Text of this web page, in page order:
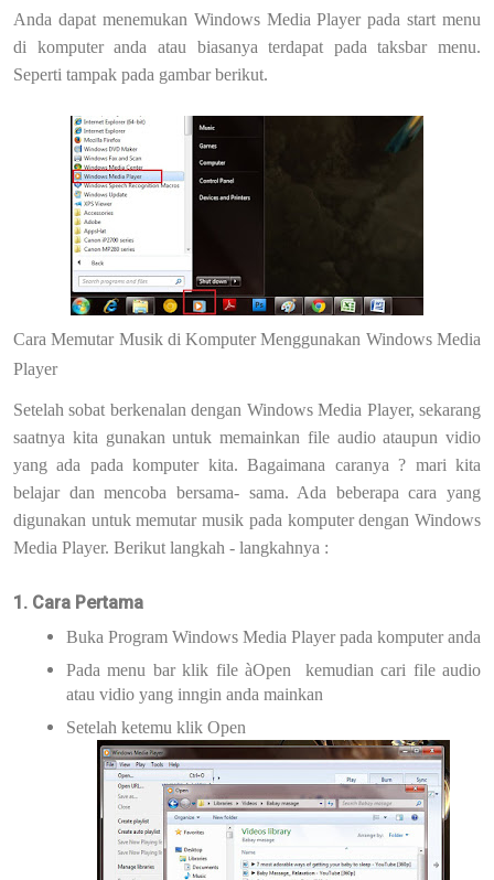
Anda dapat menemukan Windows Media Player pada start menu
di komputer anda atau biasanya terdapat pada taksbar menu.
Seperti tampak pada gambar berikut.
Cara Memutar Musik di Komputer Menggunakan Windows Media
Player
Setelah sobat berkenalan dengan Windows Media Player, sekarang
saatnya kita gunakan untuk memainkan file audio ataupun vidio
yang ada pada komputer kita. Bagaimana caranya ? mari kita
belajar dan mencoba bersama- sama. Ada beberapa cara yang
digunakan untuk memutar musik pada komputer dengan Windows
Media Player. Berikut langkah - langkahnya :
1. Cara Pertama
Buka Program Windows Media Player pada komputer anda
Pada menu bar klik file àOpen kemudian cari file audio
atau vidio yang inngin anda mainkan
Setelah ketemu klik Open